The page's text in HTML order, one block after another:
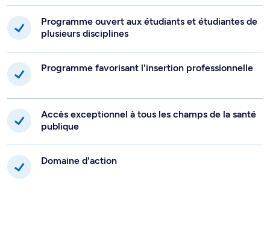
Programme ouvert aux étudiants et étudiantes de
plusieurs disciplines
Programme favorisant l'insertion professionnelle
Accès exceptionnel à tous les champs de la santé
publique
Domaine d'action